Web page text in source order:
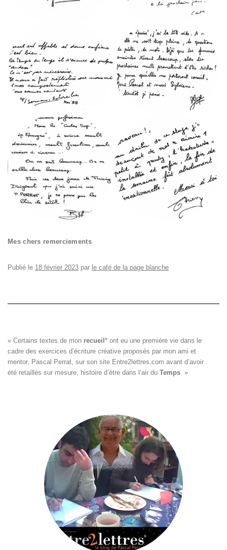
Mes chers remerciements
Publié le 18 février 2023 par le café de la page blanche
« Certains textes de mon recueil * ont eu une première vie dans le
cadre des exercices d’écriture créative proposés par mon ami et
mentor, Pascal Perrat, sur son site Entre2lettres.com avant d’avoir
été retaillés sur mesure, histoire d’être dans l’air du Temps. »